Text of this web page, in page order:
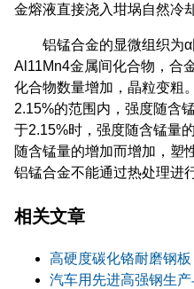
金熔液直接浇入坩埚自然冷
铝锰合金的显微组织为α
Al11Mn4金属间化合物，合
化合物数量增加，晶粒变粗
2.15%的范围内，强度随含
于2.15%时，强度随含锰量
随含锰量的增加而增加，塑
铝锰合金不能通过热处理进
相关文章
高硬度碳化铬耐磨钢板
汽车用先进高强钢生产